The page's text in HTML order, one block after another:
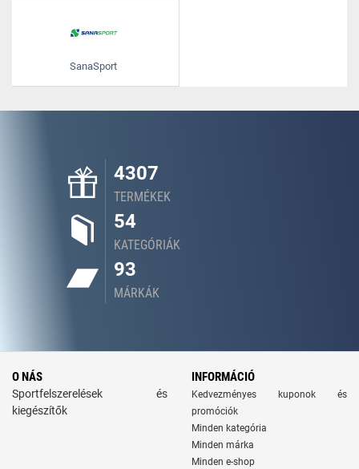
SanaSport
4307
TERMÉKEK
54
KATEGÓRIÁK
93
MÁRKÁK
O NÁS
Sportfelszerelések és
kiegészítők
INFORMÁCIÓ
Kedvezményes kuponok és
promóciók
Minden kategória
Minden márka
Minden e-shop